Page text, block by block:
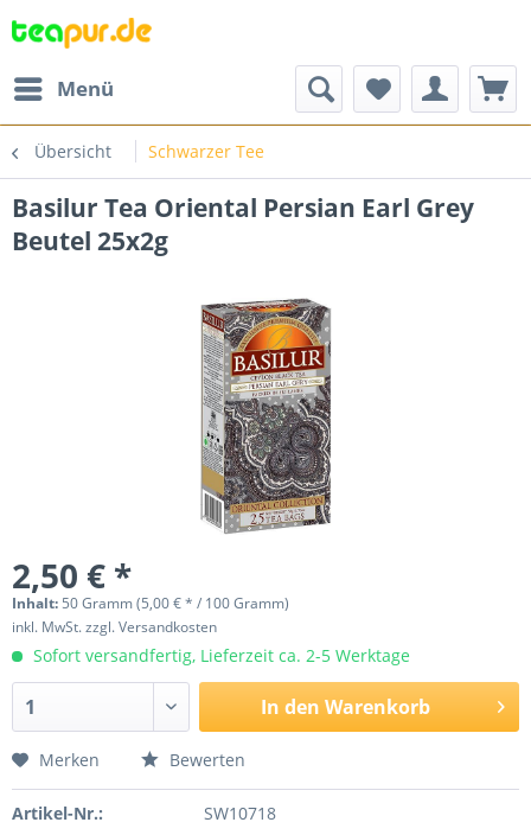
Menü
Übersicht Schwarzer Tee
Basilur Tea Oriental Persian Earl Grey
Beutel 25x2g
2,50 € *
Inhalt: 50 Gramm (5,00 € * / 100 Gramm)
inkl. MwSt.zzgl. Versandkosten
Sofort versandfertig, Lieferzeit ca. 2-5 Werktage
In den Warenkorb
Merken Bewerten
Artikel-Nr.: SW10718